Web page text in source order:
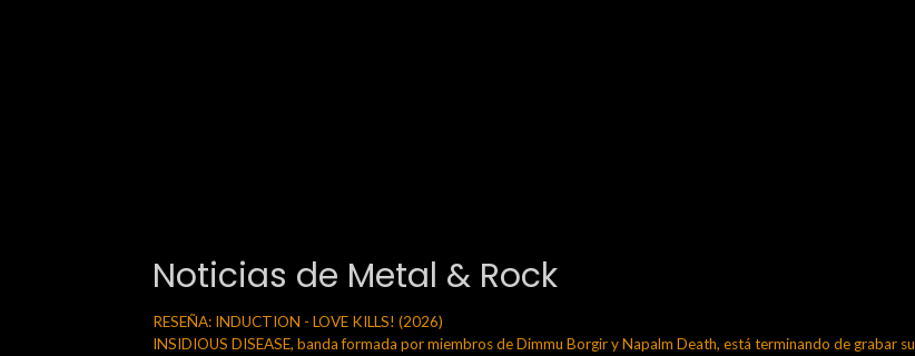
Noticias de Metal & Rock
RESEÑA: INDUCTION - LOVE KILLS! (2026)
INSIDIOUS DISEASE, banda formada por miembros de Dimmu Borgir y Napalm Death, está terminando de grabar su